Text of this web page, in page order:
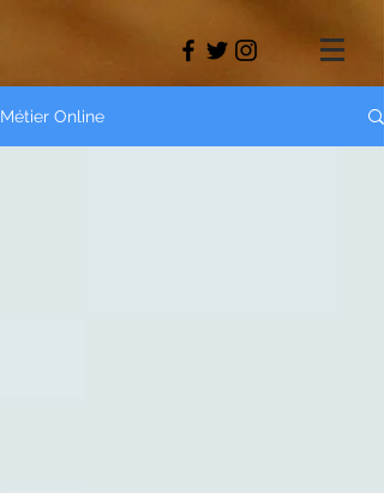
Métier Online